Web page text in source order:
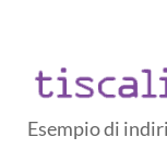
Esempio di